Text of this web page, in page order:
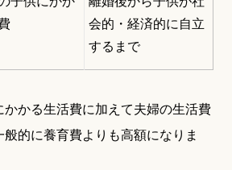
会的・経済的に自立
するまで
かる生活費に加えて夫婦の生活費
的に養育費よりも高額になりま